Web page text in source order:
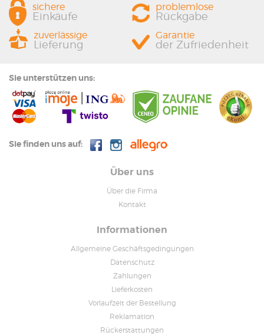
sichere
Einkäufe
problemlose
Rückgabe
zuverlässige
Lieferung
Garantie
der Zufriedenheit
Sie unterstützen uns:
Sie finden uns auf:
Über uns
Über die Firma
Kontakt
Informationen
Allgemeine Geschäftsgedingungen
Datenschutz
Zahlungen
Lieferkosten
Vorlaufzeit der Bestellung
Reklamation
Rückerstattungen